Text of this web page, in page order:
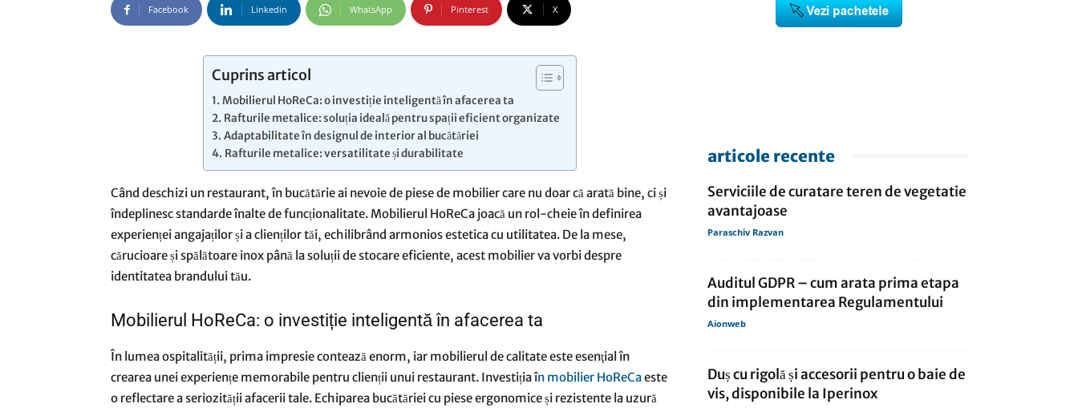
comunicate
de
Facebook Linkedin WhatsApp Pinterest X
Cuprins articol
Mobilierul HoReCa: o investiție inteligentă în afacerea ta
Rafturile metalice: soluția ideală pentru spații eficient organizate
Adaptabilitate în designul de interior al bucătăriei
Rafturile metalice: versatilitate și durabilitate
Când deschizi un restaurant, în bucătărie ai nevoie de piese de mobilier care nu doar că arată bine, ci și
îndeplinesc standarde înalte de funcționalitate. Mobilierul HoReCa joacă un rol-cheie în definirea
experienței angajaților și a clienților tăi, echilibrând armonios estetica cu utilitatea. De la mese,
cărucioare și spălătoare inox până la soluții de stocare eficiente, acest mobilier va vorbi despre
identitatea brandului tău.
Mobilierul HoReCa: o investiție inteligentă în afacerea ta
În lumea ospitalității, prima impresie contează enorm, iar mobilierul de calitate este esenţial în
crearea unei experiențe memorabile pentru clienții unui restaurant. Investiția în mobilier HoReCaeste
o reflectare a seriozității afacerii tale. Echiparea bucătăriei cu piese ergonomice și rezistente la uzură
articole recente
Serviciile de curatare teren de vegetatie
avantajoase
Paraschiv Razvan
Auditul GDPR – cum arata prima etapa
din implementarea Regulamentului
Aionweb
Duș cu rigolă și accesorii pentru o baie de
vis, disponibile la Iperinox